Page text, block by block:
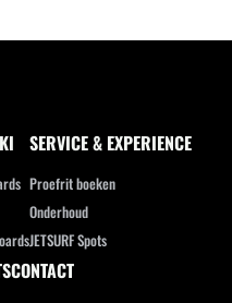
SERVICE & EXPERIENCE
Proefrit boeken
Onderhoud
JETSURF Spots
CONTACT